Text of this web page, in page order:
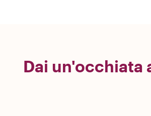
Dai un'occhiata